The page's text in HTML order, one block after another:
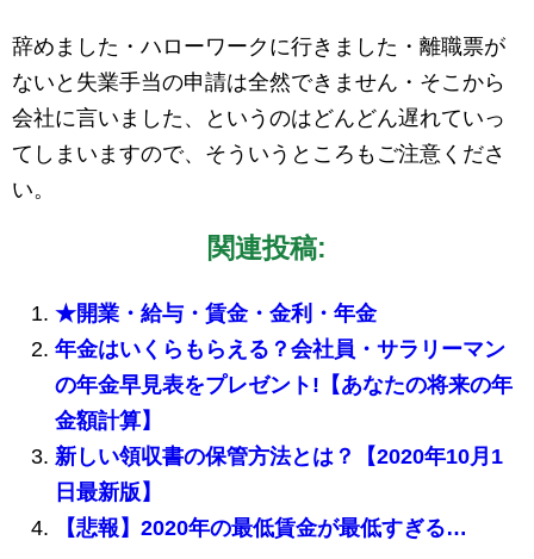
辞めました・ハローワークに行きました・離職票が
ないと失業手当の申請は全然できません・そこから
会社に言いました、というのはどんどん遅れていっ
てしまいますので、そういうところもご注意くださ
い。
関連投稿:
★開業・給与・賃金・金利・年金
年金はいくらもらえる？会社員・サラリーマン
の年金早見表をプレゼント!【あなたの将来の年
金額計算】
新しい領収書の保管方法とは？【2020年10月1
日最新版】
【悲報】2020年の最低賃金が最低すぎる…